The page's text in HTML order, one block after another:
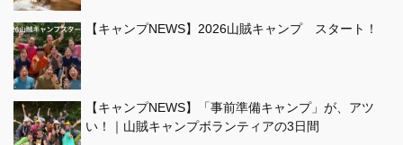
【キャンプNEWS】2026山賊キャンプ スタート！
【キャンプNEWS】「事前準備キャンプ」が、アツ
い！｜山賊キャンプボランティアの3日間